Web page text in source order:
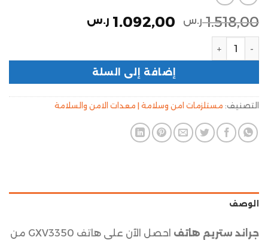
1.518,00 ر.س 1.092,00 ر.س
إضافة إلى السلة
التصنيف: مستلزمات امن وسلامة | معدات الامن والسلامة
الوصف
جراند ستريم هاتف
احصل الآن على هاتف GXV3350 من